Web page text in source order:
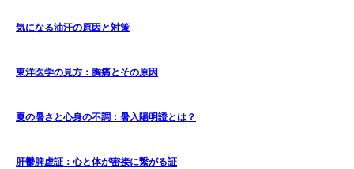
気になる油汗の原因と対策
東洋医学の見方：胸痛とその原因
夏の暑さと心身の不調：暑入陽明證とは？
肝鬱脾虚証：心と体が密接に繋がる証